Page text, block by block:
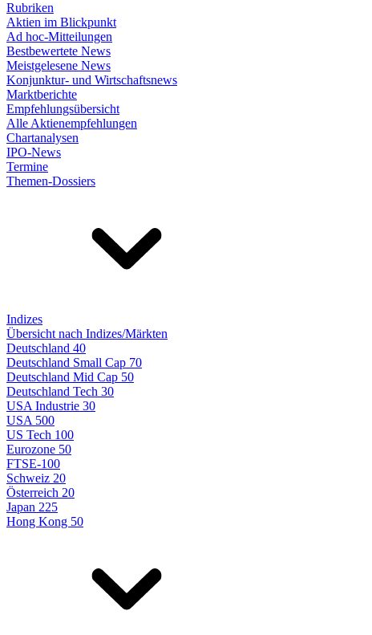
Rubriken
Aktien im Blickpunkt
Ad hoc-Mitteilungen
Bestbewertete News
Meistgelesene News
Konjunktur- und Wirtschaftsnews
Marktberichte
Empfehlungsübersicht
Alle Aktienempfehlungen
Chartanalysen
IPO-News
Termine
Themen-Dossiers
Indizes
Übersicht nach Indizes/Märkten
Deutschland 40
Deutschland Small Cap 70
Deutschland Mid Cap 50
Deutschland Tech 30
USA Industrie 30
USA 500
US Tech 100
Eurozone 50
FTSE-100
Schweiz 20
Österreich 20
Japan 225
Hong Kong 50